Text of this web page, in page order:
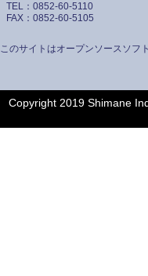
TEL：0852-60-5110
FAX：0852-60-5105
このサイトはオープンソースソフ
Copyright 2019 Shimane